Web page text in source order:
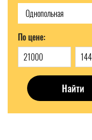
По цене:
Найти